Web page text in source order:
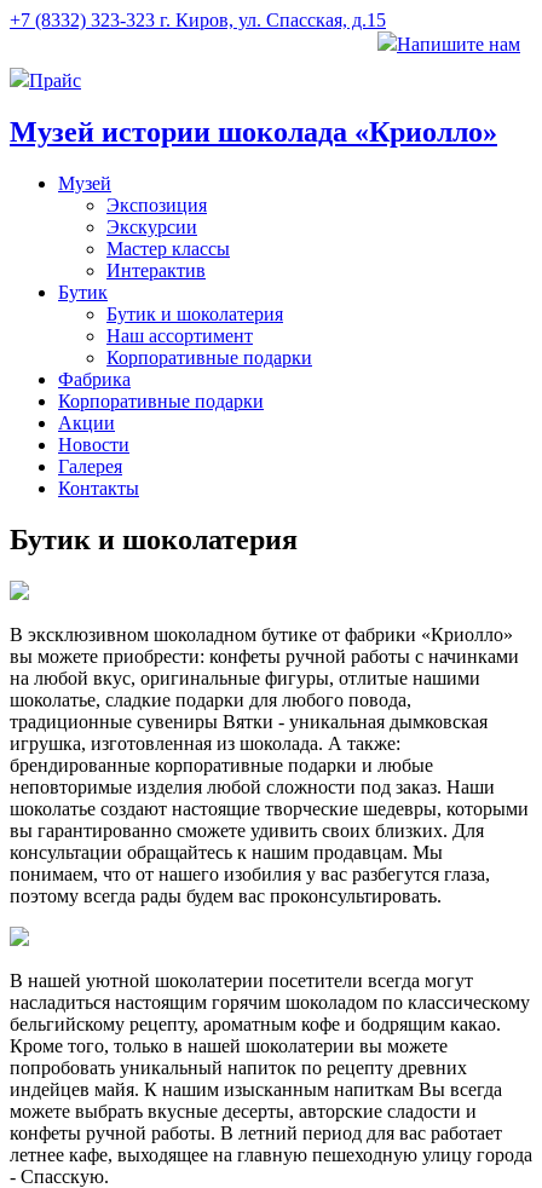
+7 (8332) 323-323 г. Киров, ул. Спасская, д.15
Напишите нам
Прайс
Музей истории шоколада «Криолло»
Музей
Экспозиция
Экскурсии
Мастер классы
Интерактив
Бутик
Бутик и шоколатерия
Наш ассортимент
Корпоративные подарки
Фабрика
Корпоративные подарки
Акции
Новости
Галерея
Контакты
Бутик и шоколатерия
В эксклюзивном шоколадном бутике от фабрики «Криолло»
вы можете приобрести: конфеты ручной работы с начинками
на любой вкус, оригинальные фигуры, отлитые нашими
шоколатье, сладкие подарки для любого повода,
традиционные сувениры Вятки - уникальная дымковская
игрушка, изготовленная из шоколада. А также:
брендированные корпоративные подарки и любые
неповторимые изделия любой сложности под заказ. Наши
шоколатье создают настоящие творческие шедевры, которыми
вы гарантированно сможете удивить своих близких. Для
консультации обращайтесь к нашим продавцам. Мы
понимаем, что от нашего изобилия у вас разбегутся глаза,
поэтому всегда рады будем вас проконсультировать.
В нашей уютной шоколатерии посетители всегда могут
насладиться настоящим горячим шоколадом по классическому
бельгийскому рецепту, ароматным кофе и бодрящим какао.
Кроме того, только в нашей шоколатерии вы можете
попробовать уникальный напиток по рецепту древних
индейцев майя. К нашим изысканным напиткам Вы всегда
можете выбрать вкусные десерты, авторские сладости и
конфеты ручной работы. В летний период для вас работает
летнее кафе, выходящее на главную пешеходную улицу города
- Спасскую.